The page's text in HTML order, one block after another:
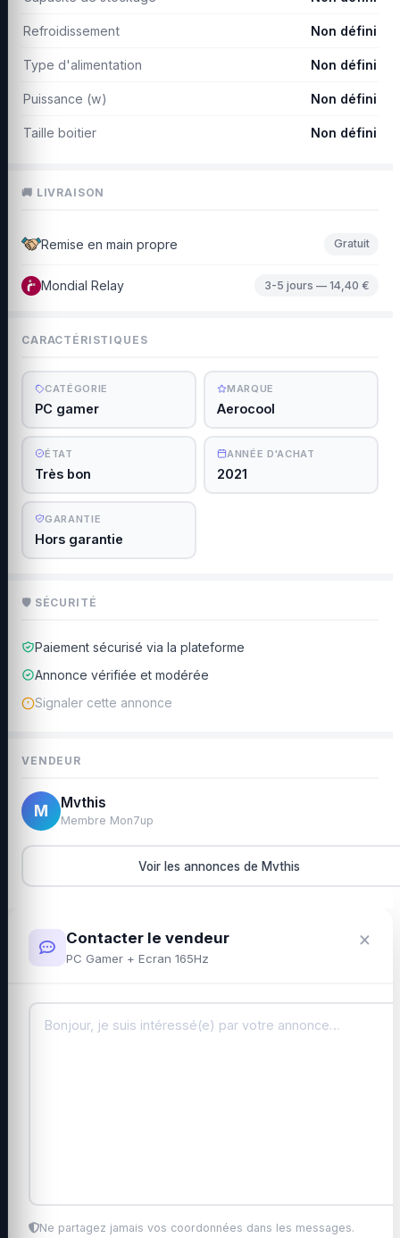
CARACTÉRISTIQUES
CATÉGORIE
PC gamer
MARQUE
Aerocool
ÉTAT
Très bon
ANNÉE D'ACHAT
2021
GARANTIE
Hors garantie
🛡 SÉCURITÉ
Paiement sécurisé via la plateforme
Annonce vérifiée et modérée
Signaler cette annonce
VENDEUR
M Mvthis
Membre Mon7up
Voir les annonces de Mvthis
Refroidissement Non défini
Type d'alimentation Non défini
Puissance (w) Non défini
Taille boitier Non défini
🚚 LIVRAISON
Remise en main propre Gratuit
Mondial Relay 3-5 jours — 14,40 €
Contacter le vendeur
PC Gamer + Ecran 165Hz
×
Ne partagez jamais vos coordonnées dans les messages.